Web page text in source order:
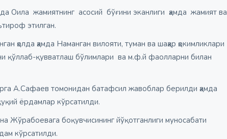
Оила жамиятнинг асосий бўғини эканлиги ҳамда жамият ва
этилган.
ҳолда ҳамда Наманган вилояти, туман ва шаҳар ҳокимликлари
қўллаб-қувватлаш бўлимлари ва м.ф.й фаолларни билан
А.Сафаев томонидан батафсил жавоблар берилди ҳамда
ёрдамлар кўрсатилди.
боқувчисининг йўқотганлиги муносабати
кўрсатилди.